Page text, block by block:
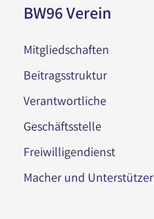
BW96 Verein
Mitgliedschaften
Beitragsstruktur
Verantwortliche
Geschäftsstelle
Freiwilligendienst
Macher und Unterstützer